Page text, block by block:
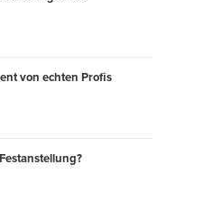
von echten Profis